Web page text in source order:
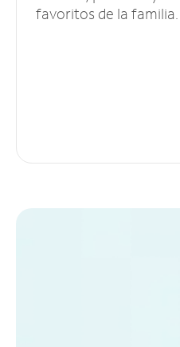
favoritos de la familia.